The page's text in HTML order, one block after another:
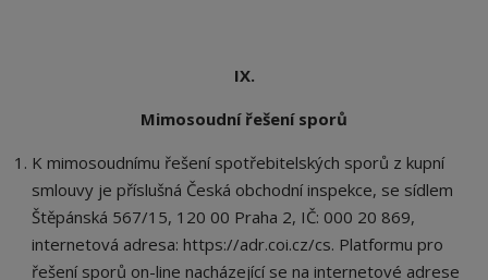
IX.
Mimosoudní řešení sporů
K mimosoudnímu řešení spotřebitelských sporů z kupní
smlouvy je příslušná Česká obchodní inspekce, se sídlem
Štěpánská 567/15, 120 00 Praha 2, IČ: 000 20 869,
internetová adresa: https://adr.coi.cz/cs. Platformu pro
řešení sporů on-line nacházející se na internetové adrese